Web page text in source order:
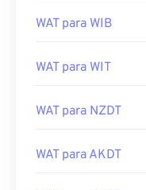
WAT para WIB
WAT para WIT
WAT para NZDT
WAT para AKDT